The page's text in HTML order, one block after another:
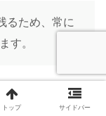
るため、常に
す。
ライトプラン対
トップ サイドバー